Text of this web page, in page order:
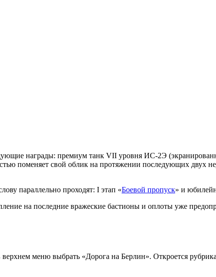
награды: премиум танк VII уровня ИС-2Э
поменяет свой облик на протяжении последующих двух
параллельно проходят: I этап «Боевой пропуск» и
на последние вражеские бастионы и оплоты уже
меню выбрать «Дорога на Берлин». Откроется